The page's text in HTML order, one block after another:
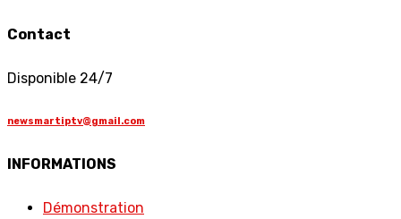
Contact
Disponible 24/7
newsmartiptv@gmail.com
INFORMATIONS
Démonstration